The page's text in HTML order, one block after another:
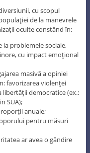
cu scopul
de la manevrele
oculte constând în:
problemele sociale,
cu impact emoţional
masivă a opiniei
favorizarea violenţei
libertăţii democratice (ex.:
SUA);
anuale;
pentru măsuri
ar avea o gândire